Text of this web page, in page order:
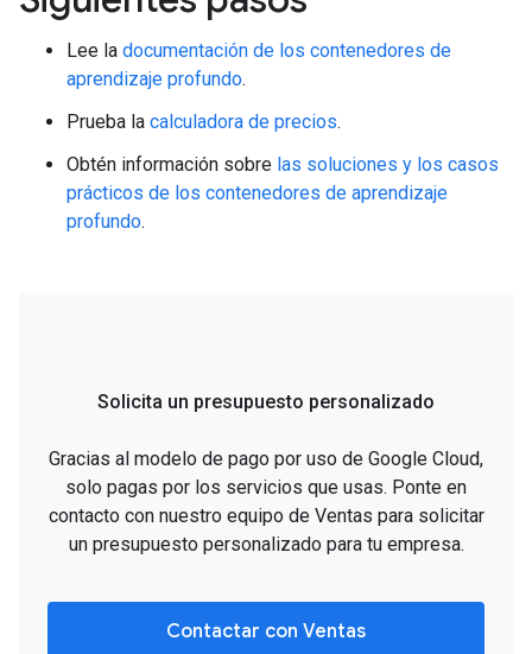
Lee la documentación de los contenedores de
aprendizaje profundo.
Prueba la calculadora de precios.
Obtén información sobre las soluciones y los casos
prácticos de los contenedores de aprendizaje
profundo.
Solicita un presupuesto personalizado
Gracias al modelo de pago por uso de Google Cloud,
solo pagas por los servicios que usas. Ponte en
contacto con nuestro equipo de Ventas para solicitar
un presupuesto personalizado para tu empresa.
Contactar con Ventas